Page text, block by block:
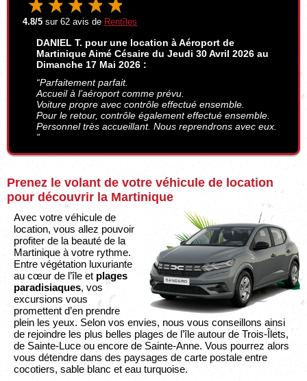
4.8/5 sur 62 avis de Rentîles
DANIEL T. pour une location à Aéroport de
Martinique Aimé Césaire du Jeudi 30 Avril 2026 au
Dimanche 17 Mai 2026 :
“Parfaitement parfait.
Accueil à l’aéroport comme prévu.
Voiture propre avec contrôle effectué ensemble.
Pour le retour, contrôle également effectué ensemble.
Personnel très accueillant. Nous reprendrons avec eux.
”
Prenez le volant de votre véhicule de location
pour découvrir la Martinique
Avec votre véhicule de
location, vous allez pouvoir
profiter de la beauté de la
Martinique à votre rythme.
Entre végétation luxuriante
au cœur de l’île et plages
paradisiaques, vos
excursions vous
promettent d’en prendre
plein les yeux. Selon vos envies, nous vous conseillons ainsi
de rejoindre les plus belles plages de l’île autour de Trois-Îlets,
de Sainte-Luce ou encore de Sainte-Anne. Vous pourrez alors
vous détendre dans des paysages de carte postale entre
cocotiers, sable blanc et eau turquoise.